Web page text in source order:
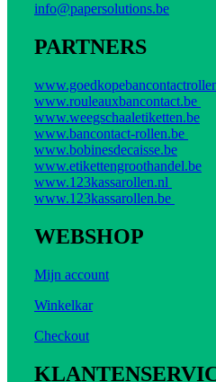
info@papersolutions.be
PARTNERS
www.rouleauxbancontact.be
www.weegschaaletiketten.be
www.bancontact-rollen.be
www.bobinesdecaisse.be
www.etikettengroothandel.be
www.123kassarollen.nl
www.123kassarollen.be
WEBSHOP
Mijn account
Winkelkar
Checkout